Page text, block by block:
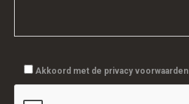
Akkoord met de privacy voorwaarden